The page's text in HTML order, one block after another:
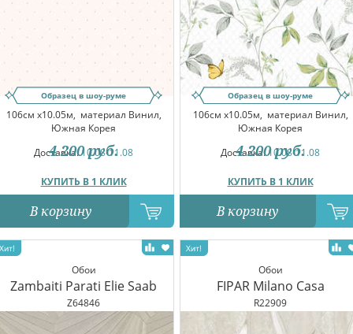
Образец в шоу-руме
106см x10.05м, материал Винил,
Южная Корея
Доставка:10.08-11.08
КУПИТЬ В 1 КЛИК
4 200 руб.
В корзину
Образец в шоу-руме
106см x10.05м, материал Винил,
Южная Корея
Доставка:10.08-11.08
КУПИТЬ В 1 КЛИК
4 200 руб.
В корзину
Обои
Zambaiti Parati Elie Saab
Z64846
Обои
FIPAR Milano Casa
R22909